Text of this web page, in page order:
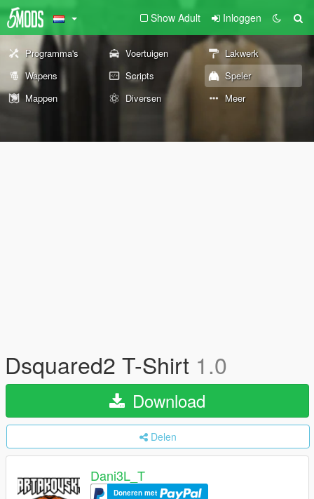
Show Adult Inloggen
Programma's Voertuigen
Lakwerk
Wapens
Scripts
Speler
Mappen
Diversen Meer
Dsquared2 T-Shirt 1.0
Download
Delen
Dani3L_T
Doneren met